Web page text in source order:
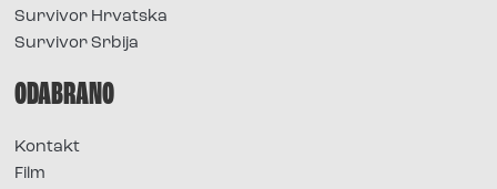
Survivor Hrvatska
Survivor Srbija
ODABRANO
Kontakt
Film